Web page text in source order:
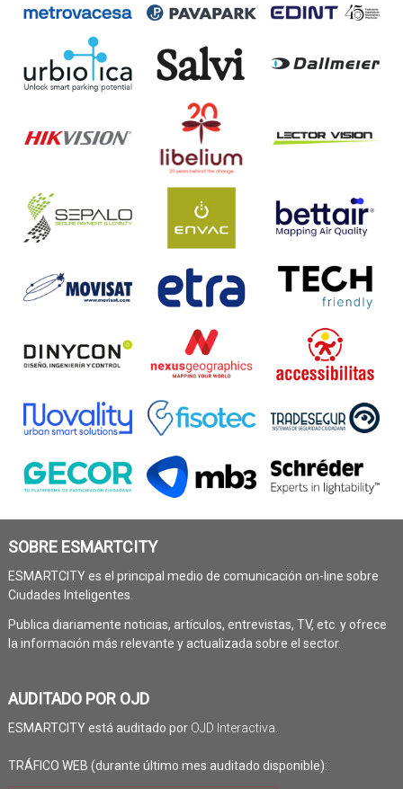
SOBRE ESMARTCITY
ESMARTCITY es el principal medio de comunicación on-line sobre
Ciudades Inteligentes.
Publica diariamente noticias, artículos, entrevistas, TV, etc. y ofrece
la información más relevante y actualizada sobre el sector.
AUDITADO POR OJD
ESMARTCITY está auditado por OJD Interactiva
TRÁFICO WEB (durante último mes auditado disponible):